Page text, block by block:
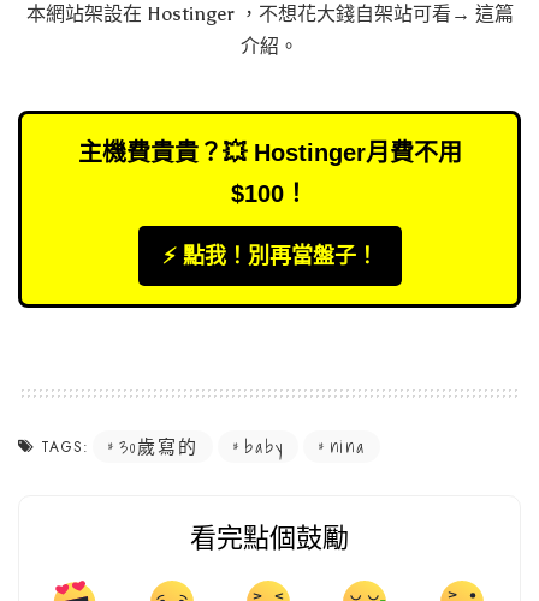
本網站架設在 Hostinger，不想花大錢自架站可看→ 這篇
介紹 。
主機費貴貴？💥 Hostinger月費不用
$100！
⚡️ 點我！別再當盤子！
TAGS: 30歲寫的 baby nina
看完點個鼓勵